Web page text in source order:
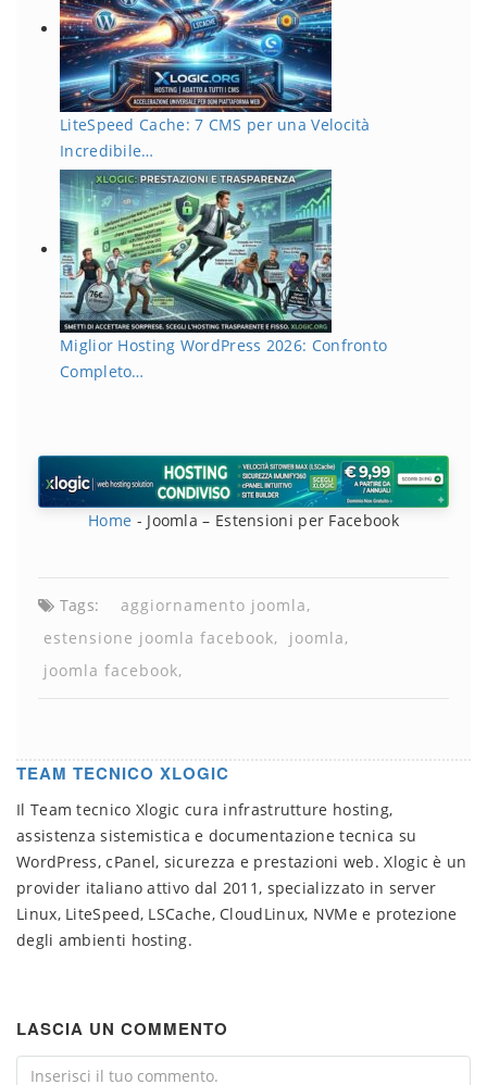
LiteSpeed Cache: 7 CMS per una Velocità
Incredibile…
Miglior Hosting WordPress 2026: Confronto
Completo…
Home - Joomla – Estensioni per Facebook
Tags:
aggiornamento joomla
estensione joomla facebook
joomla
joomla facebook
TEAM TECNICO XLOGIC
Il Team tecnico Xlogic cura infrastrutture hosting,
assistenza sistemistica e documentazione tecnica su
WordPress, cPanel, sicurezza e prestazioni web. Xlogic è un
provider italiano attivo dal 2011, specializzato in server
Linux, LiteSpeed, LSCache, CloudLinux, NVMe e protezione
degli ambienti hosting.
LASCIA UN COMMENTO
Comment